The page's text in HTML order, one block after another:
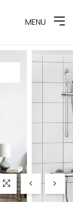
MENU